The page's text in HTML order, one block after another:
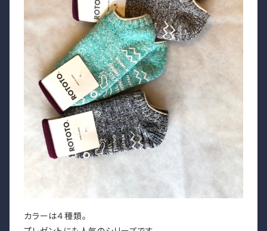
カラーは４種類。